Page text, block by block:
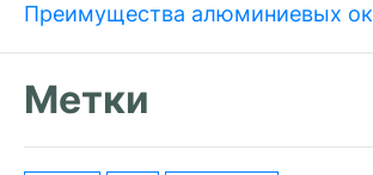
Преимущества алюминиевых
Метки